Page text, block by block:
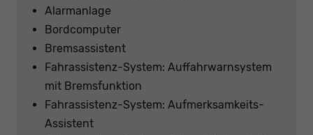
Alarmanlage
Bordcomputer
Bremsassistent
Fahrassistenz-System: Auffahrwarnsystem
mit Bremsfunktion
Fahrassistenz-System: Aufmerksamkeits-
Assistent